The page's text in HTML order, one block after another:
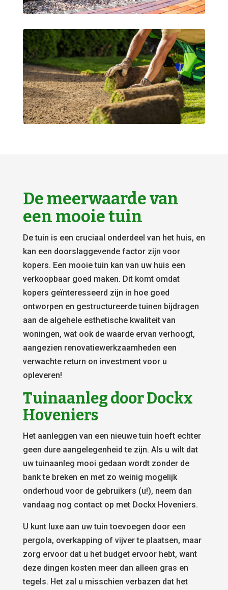
De meerwaarde van
een mooie tuin
De tuin is een cruciaal onderdeel van het huis, en
kan een doorslaggevende factor zijn voor
kopers. Een mooie tuin kan van uw huis een
verkoopbaar goed maken. Dit komt omdat
kopers geïnteresseerd zijn in hoe goed
ontworpen en gestructureerde tuinen bijdragen
aan de algehele esthetische kwaliteit van
woningen, wat ook de waarde ervan verhoogt,
aangezien renovatiewerkzaamheden een
verwachte return on investment voor u
opleveren!
Tuinaanleg door Dockx
Hoveniers
Het aanleggen van een nieuwe tuin hoeft echter
geen dure aangelegenheid te zijn. Als u wilt dat
uw tuinaanleg mooi gedaan wordt zonder de
bank te breken en met zo weinig mogelijk
onderhoud voor de gebruikers (u!), neem dan
vandaag nog contact op met Dockx Hoveniers.
U kunt luxe aan uw tuin toevoegen door een
pergola, overkapping of vijver te plaatsen, maar
zorg ervoor dat u het budget ervoor hebt, want
deze dingen kosten meer dan alleen gras en
tegels. Het zal u misschien verbazen dat het